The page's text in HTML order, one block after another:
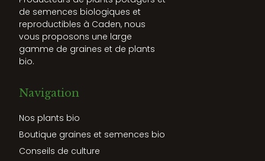
de semences biologiques et
reproductibles à Caden, nous
vous proposons une large
gamme de graines et de plants
bio.
Navigation
Nos plants bio
Boutique graines et semences bio
Conseils de culture